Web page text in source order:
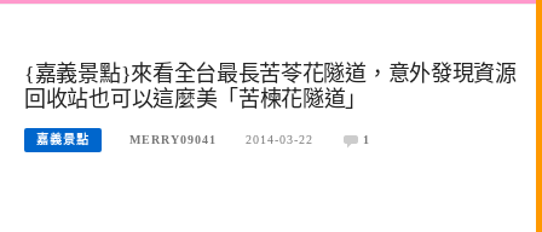
{嘉義景點}來看全台最長苦苓花隧道，意外發現資源
回收站也可以這麼美「苦楝花隧道」
嘉義景點 MERRY09041 2014-03-22 1